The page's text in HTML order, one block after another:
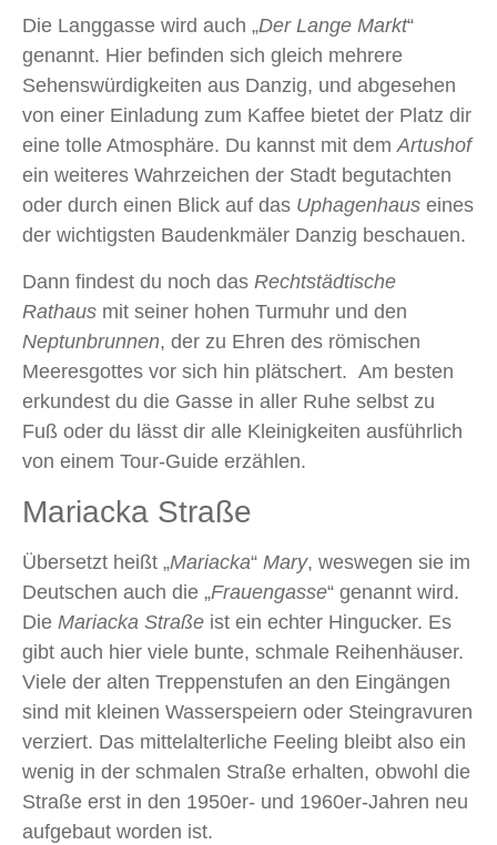
Die Langgasse wird auch „Der Lange Markt“
genannt. Hier befinden sich gleich mehrere
Sehenswürdigkeiten aus Danzig, und abgesehen
von einer Einladung zum Kaffee bietet der Platz dir
eine tolle Atmosphäre. Du kannst mit demArtushof
ein weiteres Wahrzeichen der Stadt​ begutachten
oder durch einen Blick auf das Uphagenhaus eines
der wichtigsten Baudenkmäler Danzig beschauen.
Dann findest du noch das Rechtstädtische
Rathaus mit seiner hohen Turmuhr und den
Neptunbrunnen, der zu Ehren des römischen
Meeresgottes vor sich hin plätschert. Am besten
erkundest du die Gasse in aller Ruhe selbst zu
Fuß oder du lässt dir alle Kleinigkeiten ausführlich
von einem Tour-Guide erzählen.
Mariacka Straße
Übersetzt heißt „Mariacka“ Mary, weswegen sie im
Deutschen auch die „Frauengasse“ genannt wird.
Die Mariacka Straße ist ein echter Hingucker. Es
gibt auch hier viele bunte, schmale Reihenhäuser.
Viele der alten Treppenstufen an den Eingängen
sind mit kleinen Wasserspeiern oder Steingravuren
verziert. Das mittelalterliche Feeling bleibt also ein
wenig in der schmalen Straße erhalten, obwohl die
Straße erst in den 1950er- und 1960er-Jahren neu
aufgebaut worden ist.